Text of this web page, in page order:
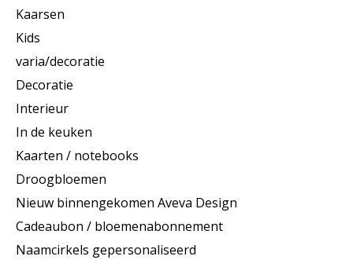
Kaarsen
Kids
varia/decoratie
Decoratie
Interieur
In de keuken
Kaarten / notebooks
Droogbloemen
Nieuw binnengekomen Aveva Design
Cadeaubon / bloemenabonnement
Naamcirkels gepersonaliseerd